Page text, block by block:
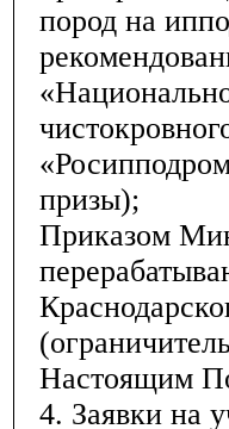
пород на
призы);
Приказом
Настоящим
4. Заявки на